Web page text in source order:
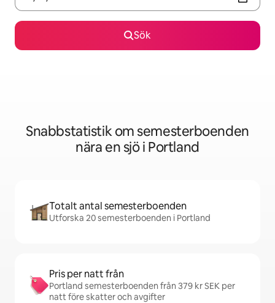
Sök
Snabbstatistik om semesterboenden
nära en sjö i Portland
Totalt antal semesterboenden
Utforska 20 semesterboenden i Portland
Pris per natt från
Portland semesterboenden från 379 kr SEK per
natt före skatter och avgifter